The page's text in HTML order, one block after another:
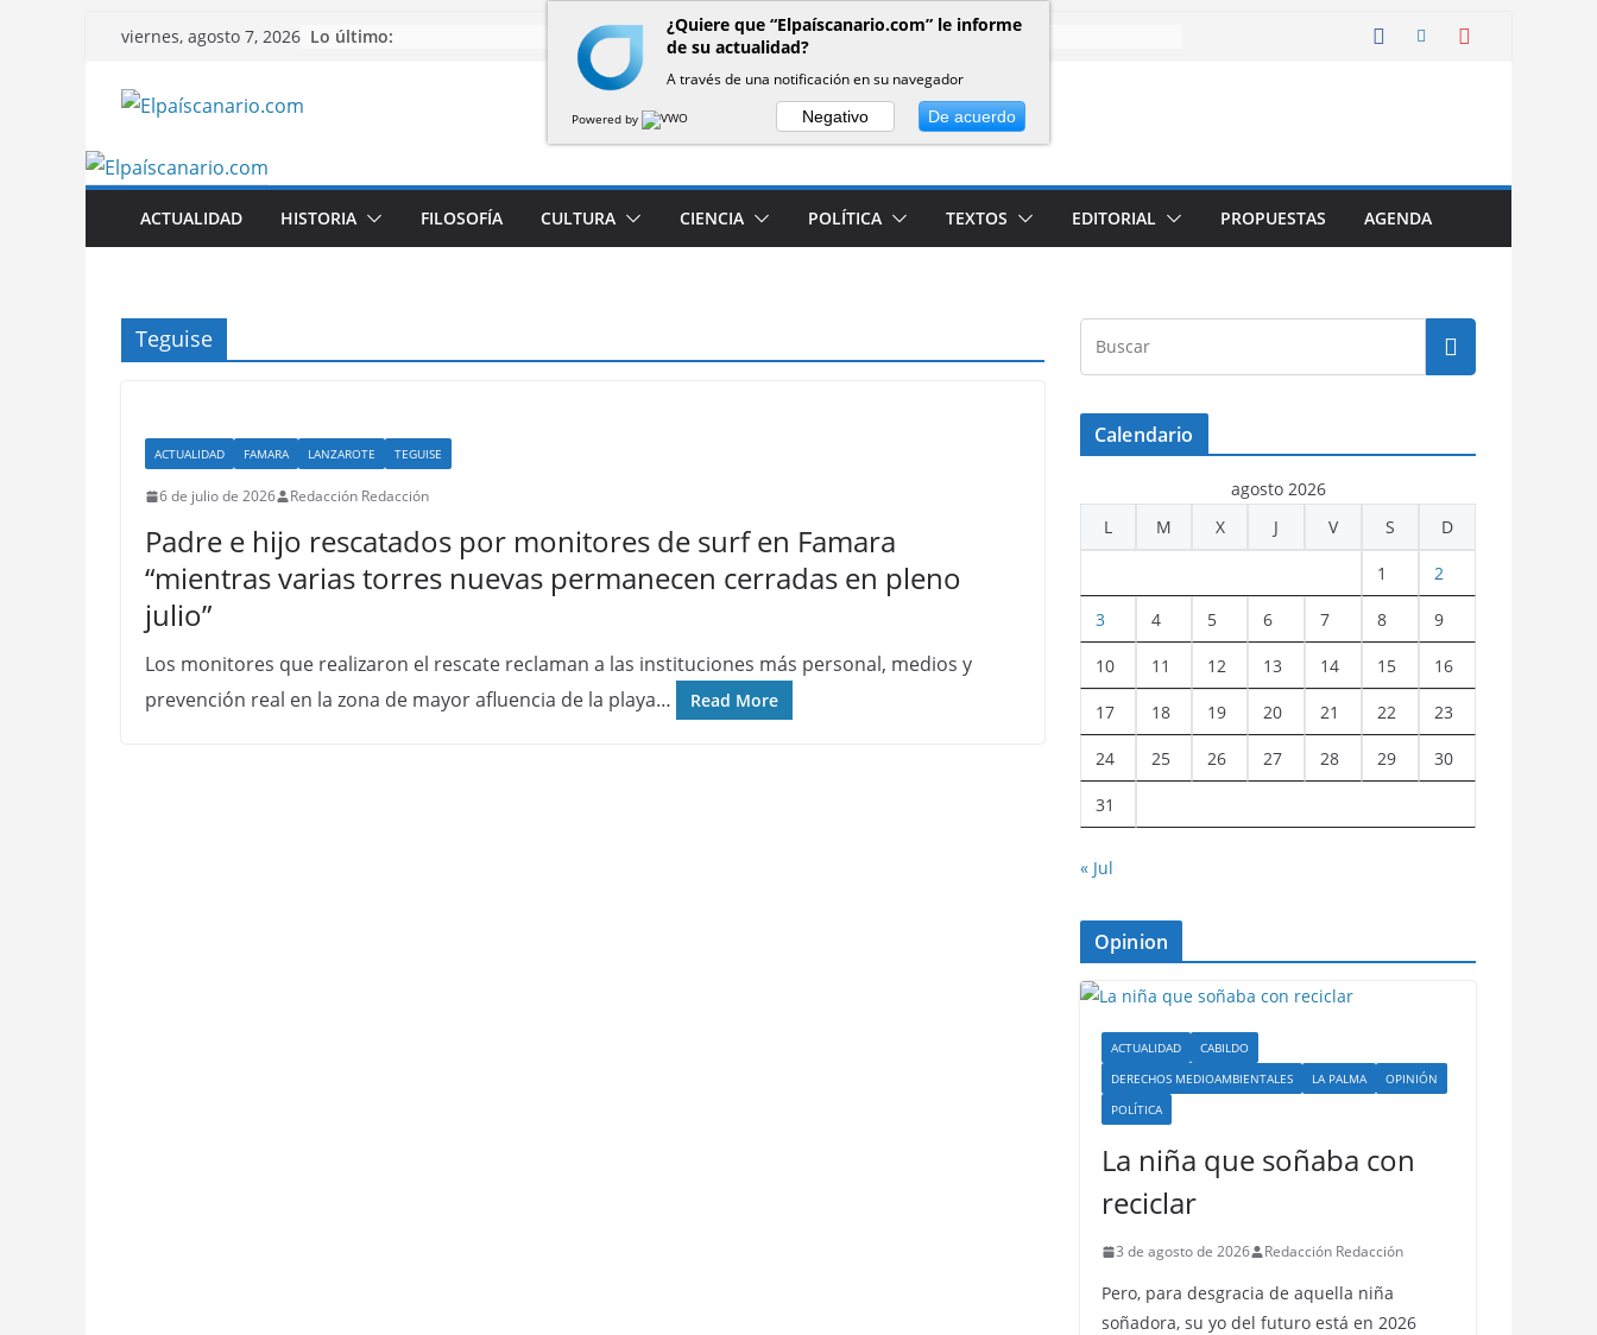
Saltar
contenido
viernes, agosto 7, 2026 Lo último:
ACTUALIDAD HISTORIA FILOSOFÍA CULTURA CIENCIA POLÍTICA TEXTOS EDITORIAL PROPUESTAS AGENDA
Teguise
ACTUALIDAD FAMARA LANZAROTE TEGUISE
6 de julio de 2026 Redacción Redacción
Padre e hijo rescatados por monitores de surf en Famara
“mientras varias torres nuevas permanecen cerradas en pleno
julio”
Los monitores que realizaron el rescate reclaman a las instituciones más personal, medios y
prevención real en la zona de mayor afluencia de la playa…
Read More
Calendario
agosto 2026
L
M X J V S D
1 2
3 4 5 6 7 8 9
10 11 12 13 14 15 16
17 18 19 20 21 22 23
24 25 26 27 28 29 30
31
« Jul
Opinion
ACTUALIDAD
CABILDO
DERECHOS MEDIOAMBIENTALES
LA PALMA
OPINIÓN
POLÍTICA
La niña que soñaba con
reciclar
3 de agosto de 2026 Redacción Redacción
Pero, para desgracia de aquella niña
soñadora, su yo del futuro está en 2026
¿Quiere que “Elpaíscanario.com” le informe
de su actualidad?
A través de una notificación en su navegador
Powered by Negativo De acuerdo